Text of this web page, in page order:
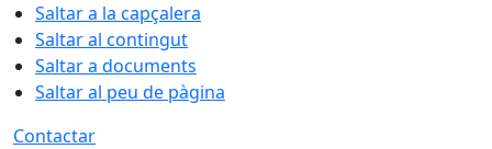
Saltar a la capçalera
Saltar al contingut
Saltar a documents
Saltar al peu de pàgina
Contactar